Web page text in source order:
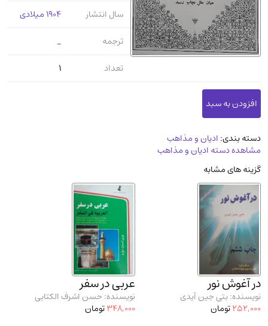
دایره المعارف و فرهنگ (13)
علوم غریبه و شهودی(16)
معماری، عمران و شهرسازی(29)
طراحی هنر و نقاشی و مجسمه سازی
زندگینامه شهدا
کتاب چاپ سنگی و کتاب خطی قدیمی
استخدامی و کاریابی دولتی و خصوصی.سوالـات
و آزمونها(2)
آموزشی و کنکوری
مدرسان شریف و انتشارت ارشد کتاب‌های..
(2)
دانشگاه پیامـ نور
سال انتشار
1904 میلادی
ترجمه
_
تعداد
1
دسته بندی: ادیان و مذاهب
مشاهده دسته ادیان و مذاهب
گزینه های مشابه
در آغوش نور
نویسنده: بتی جین آیدی
252,000تومان
عربی در سفر
نویسنده: حسن اشرف الکتابی
348,000تومان